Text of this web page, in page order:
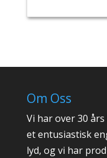
Om Oss
Vi har over 30
et entusiastisk
lyd, og vi har